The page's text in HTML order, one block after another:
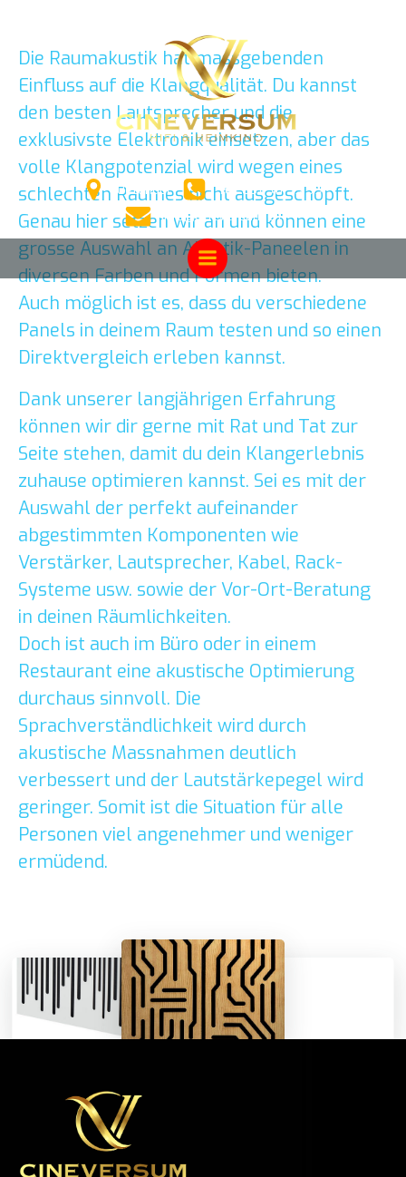
Inhalt
springen
Uetendorf
Tel. 031 511 99 99
info@cineversum.ch
Die Raumakustik hat massgebenden
Einfluss auf die Klangqualität. Du kannst
den besten Lautsprecher und die
exklusivste Elektronik einsetzen, aber das
volle Klangpotenzial wird wegen eines
schlechten Raumes nicht ausgeschöpft.
Genau hier setzen wir an und können eine
grosse Auswahl an Akustik-Paneelen in
diversen Farben und Formen bieten.
Auch möglich ist es, dass du verschiedene
Panels in deinem Raum testen und so einen
Direktvergleich erleben kannst.
Dank unserer langjährigen Erfahrung
können wir dir gerne mit Rat und Tat zur
Seite stehen, damit du dein Klangerlebnis
zuhause optimieren kannst. Sei es mit der
Auswahl der perfekt aufeinander
abgestimmten Komponenten wie
Verstärker, Lautsprecher, Kabel, Rack-
Systeme usw. sowie der Vor-Ort-Beratung
in deinen Räumlichkeiten.
Doch ist auch im Büro oder in einem
Restaurant eine akustische Optimierung
durchaus sinnvoll. Die
Sprachverständlichkeit wird durch
akustische Massnahmen deutlich
verbessert und der Lautstärkepegel wird
geringer. Somit ist die Situation für alle
Personen viel angenehmer und weniger
ermüdend.